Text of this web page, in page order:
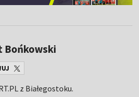
Bońkowski
z Białegostoku.